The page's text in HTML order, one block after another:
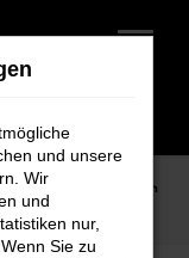
Seat Arona Neuwagen
und unsere
Wir
und
nur,
Sie zu